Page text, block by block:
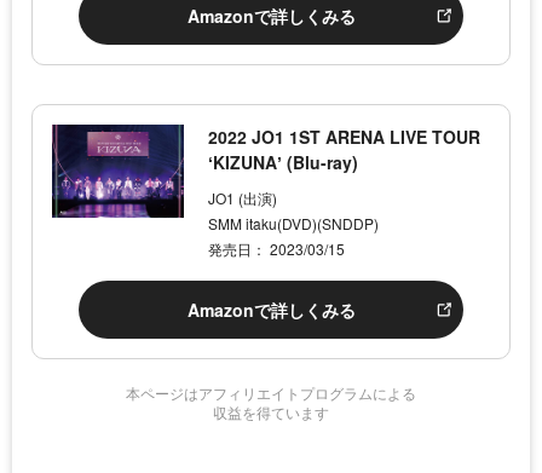
Amazonで詳しくみる
2022 JO1 1ST ARENA LIVE TOUR
ʻKIZUNAʼ (Blu-ray)
JO1 (出演)
SMM itaku(DVD)(SNDDP)
発売日： 2023/03/15
Amazonで詳しくみる
本ページはアフィリエイトプログラムによる
収益を得ています